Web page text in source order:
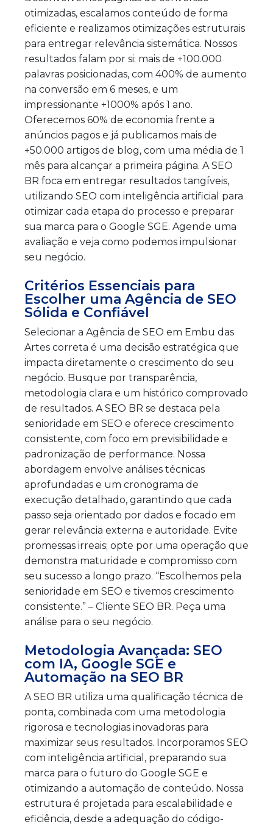
otimizadas, escalamos conteúdo de forma
eficiente e realizamos otimizações estruturais
para entregar relevância sistemática. Nossos
resultados falam por si: mais de +100.000
palavras posicionadas, com 400% de aumento
na conversão em 6 meses, e um
impressionante +1000% após 1 ano.
Oferecemos 60% de economia frente a
anúncios pagos e já publicamos mais de
+50.000 artigos de blog, com uma média de 1
mês para alcançar a primeira página. A SEO
BR foca em entregar resultados tangíveis,
utilizando SEO com inteligência artificial para
otimizar cada etapa do processo e preparar
sua marca para o Google SGE. Agende uma
avaliação e veja como podemos impulsionar
seu negócio.
Critérios Essenciais para
Escolher uma Agência de SEO
Sólida e Confiável
Selecionar a Agência de SEO em Embu das
Artes correta é uma decisão estratégica que
impacta diretamente o crescimento do seu
negócio. Busque por transparência,
metodologia clara e um histórico comprovado
de resultados. A SEO BR se destaca pela
senioridade em SEO e oferece crescimento
consistente, com foco em previsibilidade e
padronização de performance. Nossa
abordagem envolve análises técnicas
aprofundadas e um cronograma de
execução detalhado, garantindo que cada
passo seja orientado por dados e focado em
gerar relevância externa e autoridade. Evite
promessas irreais; opte por uma operação que
demonstra maturidade e compromisso com
seu sucesso a longo prazo. “Escolhemos pela
senioridade em SEO e tivemos crescimento
consistente.” – Cliente SEO BR. Peça uma
análise para o seu negócio.
Metodologia Avançada: SEO
com IA, Google SGE e
Automação na SEO BR
A SEO BR utiliza uma qualificação técnica de
ponta, combinada com uma metodologia
rigorosa e tecnologias inovadoras para
maximizar seus resultados. Incorporamos SEO
com inteligência artificial, preparando sua
marca para o futuro do Google SGE e
otimizando a automação de conteúdo. Nossa
estrutura é projetada para escalabilidade e
eficiência, desde a adequação do código-